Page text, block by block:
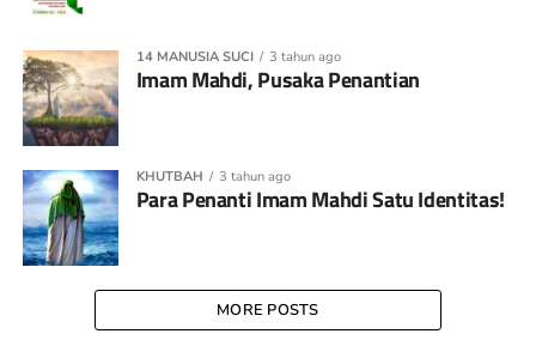
14 MANUSIA SUCI 3 tahun ago
Imam Mahdi, Pusaka Penantian
KHUTBAH 3 tahun ago
Para Penanti Imam Mahdi Satu Identitas!
MORE POSTS